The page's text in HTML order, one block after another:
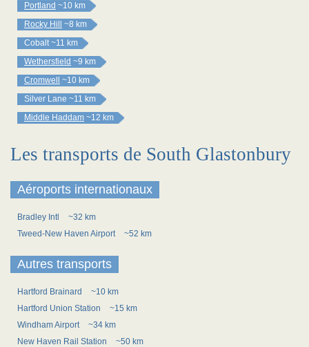
Portland ~10 km
Rocky Hill
~8 km
Cobalt ~11 km
Wethersfield ~9 km
Cromwell
~10 km
Silver Lane ~11 km
Middle Haddam ~12 km
Les transports de South Glastonbury
Aéroports internationaux
Bradley Intl
~32 km
Tweed-New Haven Airport
~52 km
Autres transports
Hartford Brainard
~10 km
Hartford Union Station
~15 km
Windham Airport
~34 km
New Haven Rail Station
~50 km